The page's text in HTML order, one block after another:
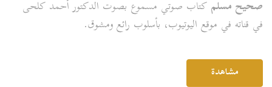
صحيح مسلم كتاب صوتي مسموع بصوت الدكتور أحمد كلحى
في قناته في موقع اليوتيوب، بأسلوب رائع ومشوق.
مشاهدة